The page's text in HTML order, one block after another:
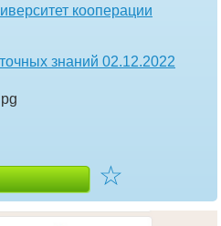
кооперации
знаний 02.12.2022
☆